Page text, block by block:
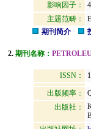
影响因子：
主题范畴：
期刊简介
2. 期刊名称：
ISSN：
出版频率：
出版社：